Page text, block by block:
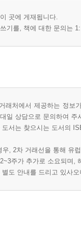
곳에 게재됩니다.
기를, 책에 대한 문의는
래처에서 제공하는 정
일 상담으로 문의하여 주
서는 찾으시는 도서의
, 2차 거래선을 통해 유
주가 추가로 소요되며,
도 안내를 드리고 있사